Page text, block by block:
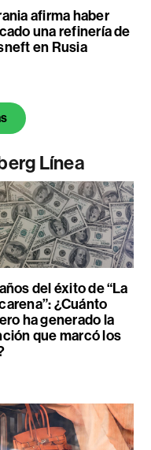
afirma haber
una refinería de
en Rusia
Línea
del éxito de “La
¿Cuánto
ha generado la
que marcó los